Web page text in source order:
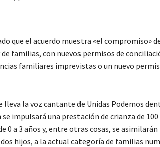
que el acuerdo muestra «el compromiso»
familias, con nuevos permisos de
familiares imprevistas o un nuevo
lleva la voz cantante de Unidas Podemos
impulsará una prestación de crianza de
0 a 3 años y, entre otras cosas, se
hijos, a la actual categoría de familias